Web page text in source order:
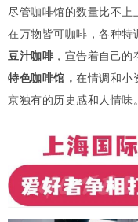
尽管咖啡馆的数量比不上
在万物皆可咖啡，各种
豆汁咖啡，宣告着自己的
特色咖啡馆， 在情调和小
京独有的历史感和人情味。